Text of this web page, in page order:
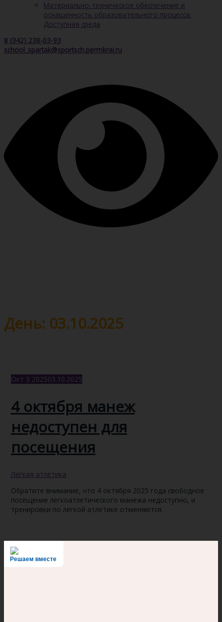
Материально-техническое обеспечение и
оснащенность образовательного процесса.
Доступная среда
8 (342) 238-03-93
school_spartak@sportsch.permkrai.ru
День: 03.10.2025
Окт 3 202503.10.2025
4 октября манеж
недоступен для
посещения
Легкая атлетика
Обратите внимание, что 4 октября 2025 года свободное
посещение легкоатлетического манежа недоступно, и
тренировки по лёгкой атлетике отменяются.
Решаем вместе